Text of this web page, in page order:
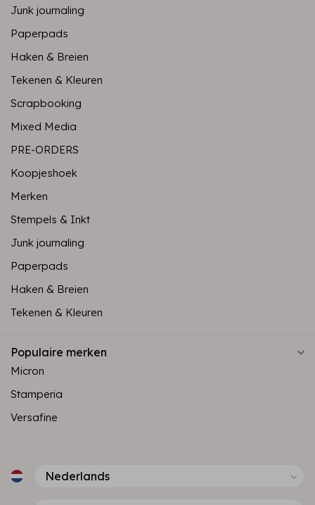
Junk journaling
Paperpads
Haken & Breien
Tekenen & Kleuren
Scrapbooking
Mixed Media
PRE-ORDERS
Koopjeshoek
Merken
Stempels & Inkt
Junk journaling
Paperpads
Haken & Breien
Tekenen & Kleuren
Populaire merken
Micron
Stamperia
Versafine